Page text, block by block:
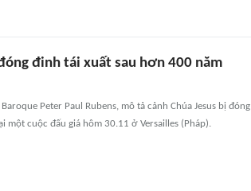
đinh tái xuất sau hơn 400 năm
Peter Paul Rubens, mô tả cảnh Chúa Jesus bị đóng
một cuộc đấu giá hôm 30.11 ở Versailles (Pháp).